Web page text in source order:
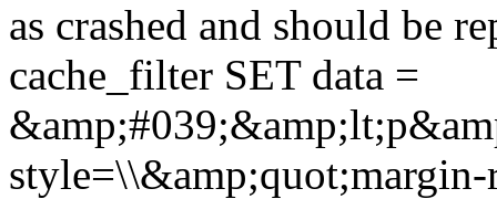
as crashed and should be
cache_filter SET data =